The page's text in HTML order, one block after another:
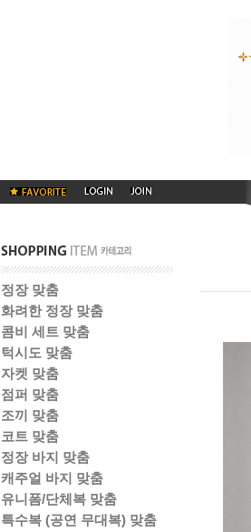
정장 맞춤
화려한 정장 맞춤
콤비 세트 맞춤
턱시도 맞춤
자켓 맞춤
점퍼 맞춤
조끼 맞춤
코트 맞춤
정장 바지 맞춤
캐주얼 바지 맞춤
유니폼/단체복 맞춤
특수복 (공연 무대복) 맞춤